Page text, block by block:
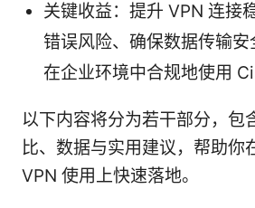
关键收益：提升 VPN 连接
错误风险、确保数据传输
在企业环境中合规地使用
以下内容将分为若干部分，包
比、数据与实用建议，帮助你
VPN 使用上快速落地。